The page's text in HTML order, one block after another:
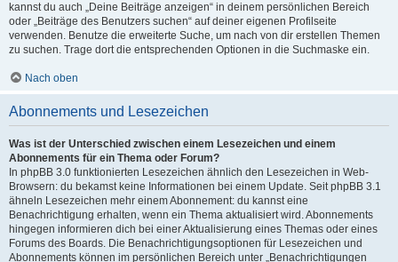
kannst du auch „Deine Beiträge anzeigen“ in deinem persönlichen Bereich
oder „Beiträge des Benutzers suchen“ auf deiner eigenen Profilseite
verwenden. Benutze die erweiterte Suche, um nach von dir erstellen Themen
zu suchen. Trage dort die entsprechenden Optionen in die Suchmaske ein.
Nach oben
Abonnements und Lesezeichen
Was ist der Unterschied zwischen einem Lesezeichen und einem
Abonnements für ein Thema oder Forum?
In phpBB 3.0 funktionierten Lesezeichen ähnlich den Lesezeichen in Web-
Browsern: du bekamst keine Informationen bei einem Update. Seit phpBB 3.1
ähneln Lesezeichen mehr einem Abonnement: du kannst eine
Benachrichtigung erhalten, wenn ein Thema aktualisiert wird. Abonnements
hingegen informieren dich bei einer Aktualisierung eines Themas oder eines
Forums des Boards. Die Benachrichtigungsoptionen für Lesezeichen und
Abonnements können im persönlichen Bereich unter „Benachrichtigungen